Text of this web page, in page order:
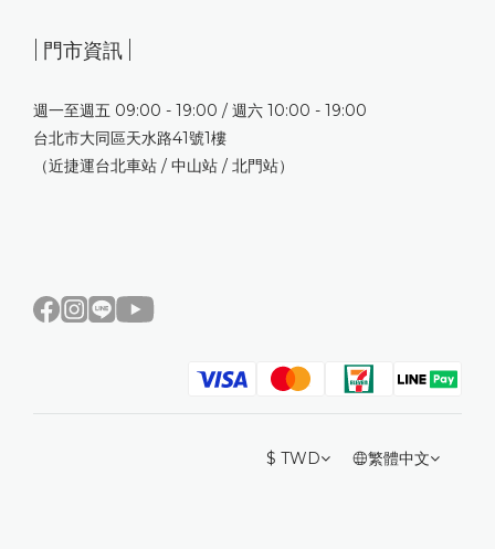
| 門市資訊 |
週一至週五 09:00 - 19:00 / 週六 10:00 - 19:00
台北市大同區天水路41號1樓
（近捷運台北車站 / 中山站 / 北門站）
$ TWD 繁體中文